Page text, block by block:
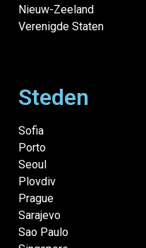
Nieuw-Zeeland
Verenigde Staten
Steden
Sofia
Porto
Seoul
Plovdiv
Prague
Sarajevo
Sao Paulo